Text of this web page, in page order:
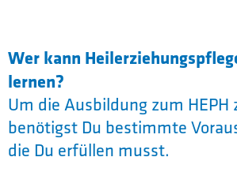
Wer kann
lernen?
Um die Ausbildung zum HEPH
benötigst Du bestimmte
die Du erfüllen musst.